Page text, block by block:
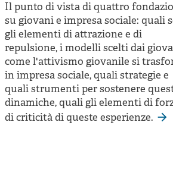
Il punto di vista di quattro
su giovani e impresa sociale: quali
gli elementi di attrazione e di
repulsione, i modelli scelti dai
come l'attivismo giovanile si
in impresa sociale, quali strategie e
quali strumenti per sostenere
dinamiche, quali gli elementi di
di criticità di queste esperienze.